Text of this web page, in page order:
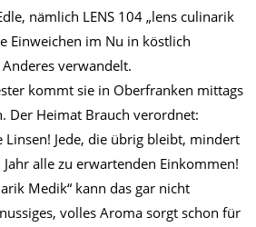
nämlich LENS 104 „lens culinarik
Einweichen im Nu in köstlich
verwandelt.
kommt sie in Oberfranken mittags
Der Heimat Brauch verordnet:
Jede, die übrig bleibt, mindert
alle zu erwartenden Einkommen!
Medik“ kann das gar nicht
volles Aroma sorgt schon für